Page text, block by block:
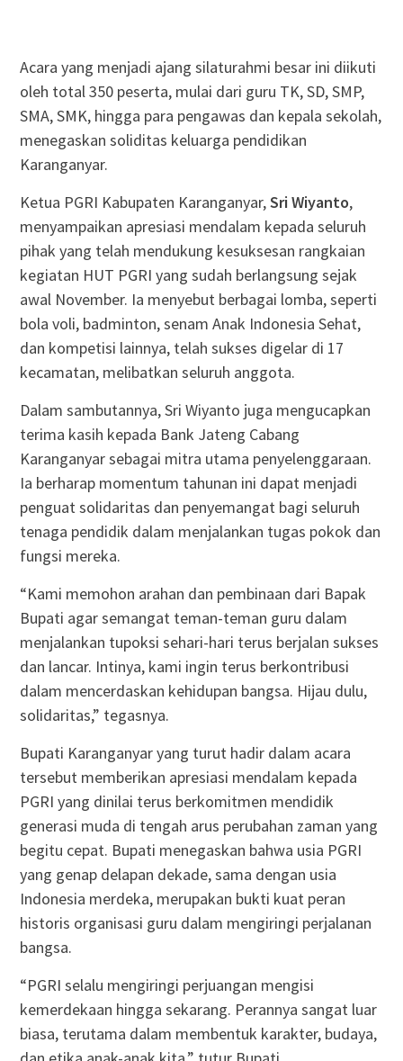
Acara yang menjadi ajang silaturahmi besar ini diikuti
oleh total 350 peserta, mulai dari guru TK, SD, SMP,
SMA, SMK, hingga para pengawas dan kepala sekolah,
menegaskan soliditas keluarga pendidikan
Karanganyar.
Ketua PGRI Kabupaten Karanganyar,Sri Wiyanto,
menyampaikan apresiasi mendalam kepada seluruh
pihak yang telah mendukung kesuksesan rangkaian
kegiatan HUT PGRI yang sudah berlangsung sejak
awal November. Ia menyebut berbagai lomba, seperti
bola voli, badminton, senam Anak Indonesia Sehat,
dan kompetisi lainnya, telah sukses digelar di 17
kecamatan, melibatkan seluruh anggota.
Dalam sambutannya, Sri Wiyanto juga mengucapkan
terima kasih kepada Bank Jateng Cabang
Karanganyar sebagai mitra utama penyelenggaraan.
Ia berharap momentum tahunan ini dapat menjadi
penguat solidaritas dan penyemangat bagi seluruh
tenaga pendidik dalam menjalankan tugas pokok dan
fungsi mereka.
“Kami memohon arahan dan pembinaan dari Bapak
Bupati agar semangat teman-teman guru dalam
menjalankan tupoksi sehari-hari terus berjalan sukses
dan lancar. Intinya, kami ingin terus berkontribusi
dalam mencerdaskan kehidupan bangsa. Hijau dulu,
solidaritas,” tegasnya.
Bupati Karanganyar yang turut hadir dalam acara
tersebut memberikan apresiasi mendalam kepada
PGRI yang dinilai terus berkomitmen mendidik
generasi muda di tengah arus perubahan zaman yang
begitu cepat. Bupati menegaskan bahwa usia PGRI
yang genap delapan dekade, sama dengan usia
Indonesia merdeka, merupakan bukti kuat peran
historis organisasi guru dalam mengiringi perjalanan
bangsa.
“PGRI selalu mengiringi perjuangan mengisi
kemerdekaan hingga sekarang. Perannya sangat luar
biasa, terutama dalam membentuk karakter, budaya,